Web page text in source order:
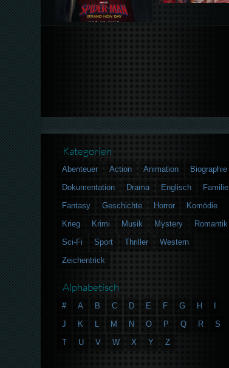
Kategorien
Abenteuer Action Animation
Biographie
Dokumentation
Drama Englisch
Familie
Fantasy
Geschichte Horror
Komödie
Krieg
Krimi Musik Mystery
Romantik
Sci-Fi
Sport Thriller
Western
Zeichentrick
Alphabetisch
# A B C D E F G H
J
K L M N O P Q R
S
T
U V W X Y Z